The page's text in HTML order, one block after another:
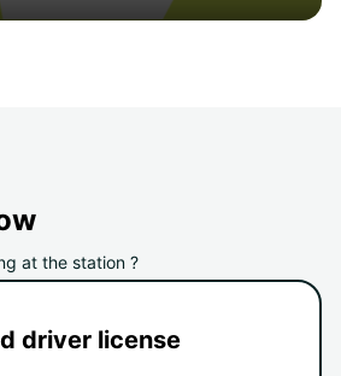
at the station ?
driver license